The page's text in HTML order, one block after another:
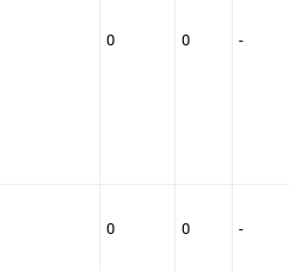
0 0 -
0 0 -